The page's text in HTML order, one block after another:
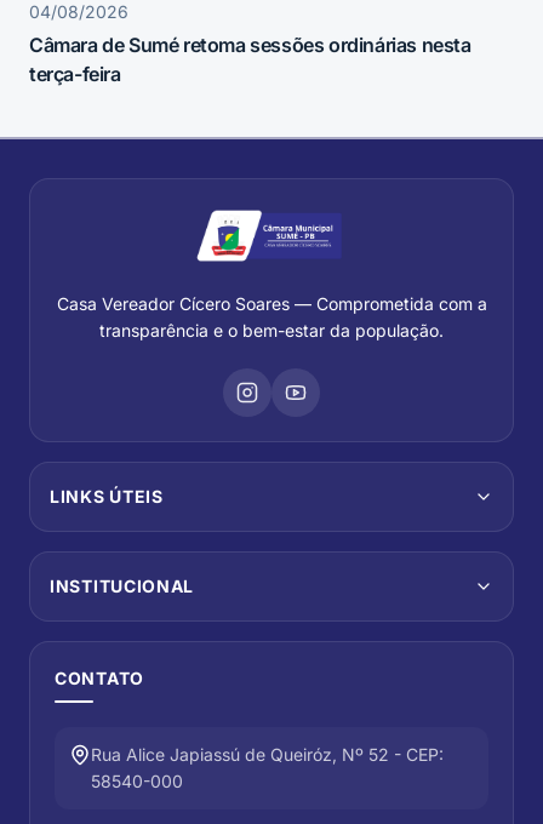
04/08/2026
Câmara de Sumé retoma sessões ordinárias nesta
terça-feira
Casa Vereador Cícero Soares — Comprometida com a
transparência e o bem-estar da população.
LINKS ÚTEIS
INSTITUCIONAL
CONTATO
Rua Alice Japiassú de Queiróz, Nº 52 - CEP:
58540-000